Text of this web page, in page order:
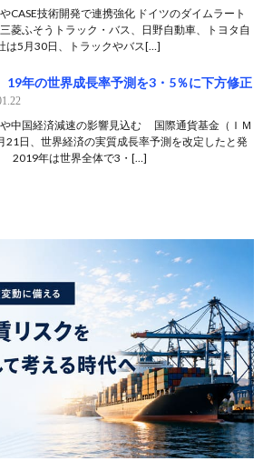
CASE技術開発で連携強化 ドイツのダイムラート
菱ふそうトラック・バス、日野自動車、トヨタ自
は5月30日、トラックやバス[…]
19年の世界成長率予測を3・5％に下方修正
中国経済減速の影響見込む 国際通貨基金（ＩＭ
21日、世界経済の実質成長率予測を改定したと発
2019年は世界全体で3・[…]